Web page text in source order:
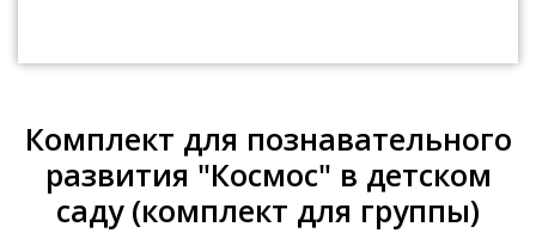
Комплект для познавательного
развития "Космос" в детском
саду (комплект для группы)